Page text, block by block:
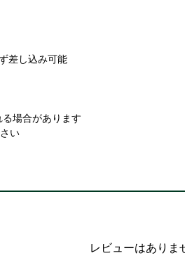
差し込み可能
場合があります
い
レビューはありま